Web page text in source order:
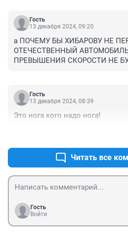
Гость
13 декабря 2024, 09:20
а ПОЧЕМУ БЫ ХИБАРОВУ НЕ
ОТЕЧЕСТВЕННЫЙ
ПРЕВЫШЕНИЯ СКОРОСТИ НЕ
Гость
13 декабря 2024, 08:39
Это нога кого надо нога!
Читать все
Гость
Войти